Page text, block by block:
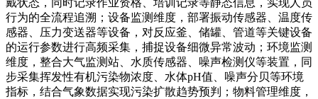
戴状态，同时记录作业资格、培训记录等静态信息，实现人员
行为的全流程追溯；设备监测维度，部署振动传感器、温度传
感器、压力变送器等设备，对反应釜、储罐、管道等关键设备
的运行参数进行高频采集，捕捉设备细微异常波动；环境监测
维度，整合大气监测站、水质传感器、噪声检测仪等装置，同
步采集挥发性有机污染物浓度、水体pH值、噪声分贝等环境
指标，结合气象数据实现污染扩散趋势预判；物料管理维度，